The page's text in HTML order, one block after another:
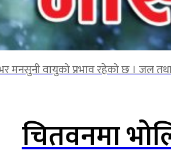
मनसुनी वायुको प्रभाव रहेको छ । जल
चितवनमा